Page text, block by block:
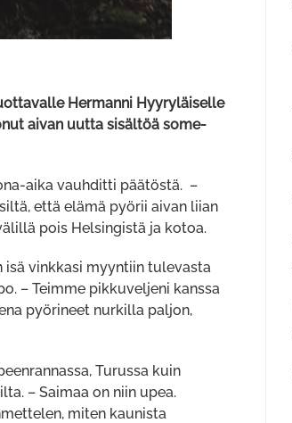
Hermanni Hyyryläiselle
aivan uutta sisältöä some-
aika vauhditti päätöstä. –
että elämä pyörii aivan liian
pois Helsingistä ja kotoa.
isä vinkkasi myyntiin tulevasta
– Teimme pikkuveljeni kanssa
pyörineet nurkilla paljon,
Turussa kuin
– Saimaa on niin upea.
miten kaunista